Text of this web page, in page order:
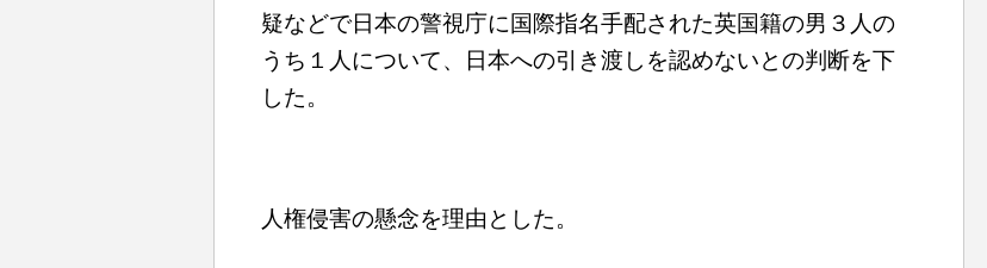
疑などで日本の警視庁に国際指名手配された英国籍の男３人の
うち１人について、日本への引き渡しを認めないとの判断を下
した。
人権侵害の懸念を理由とした。